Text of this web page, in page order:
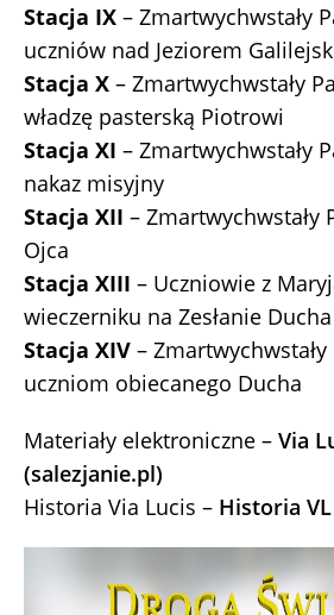
Stacja IX – Zmartwychwstały
uczniów nad Jeziorem
Stacja X – Zmartwychwstały
władzę pasterską Piotrowi
Stacja XI – Zmartwychwstały
nakaz misyjny
Stacja XII – Zmartwychwstały
Ojca
Stacja XIII – Uczniowie z
wieczerniku na Zesłanie
Stacja XIV – Zmartwychwstały
uczniom obiecanego Ducha
Materiały elektroniczne – Via
(salezjanie.pl)
Historia Via Lucis – Historia